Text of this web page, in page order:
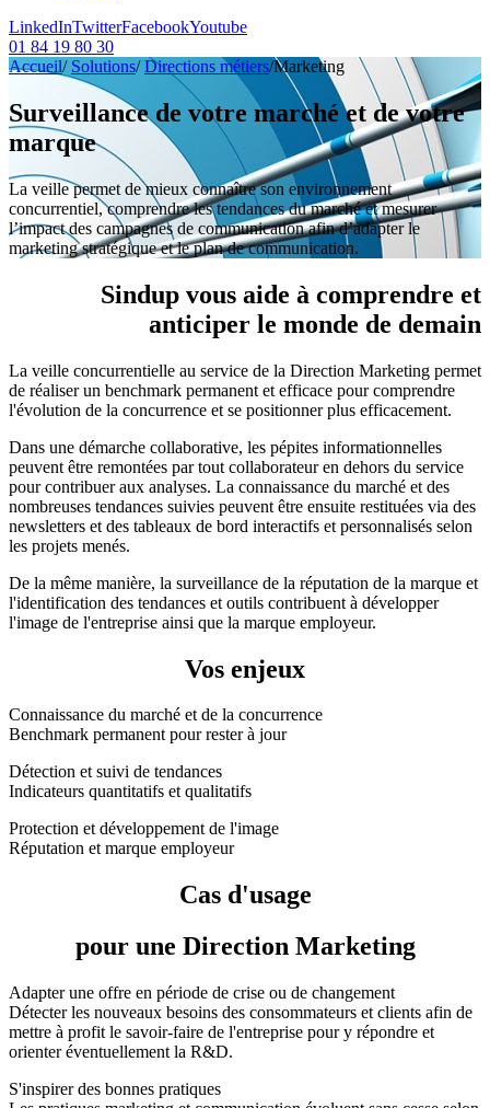
LinkedInTwitterFacebookYoutube
01 84 19 80 30
Accueil/ Solutions/ Directions métiers/Marketing
Surveillance de votre marché et de votre
marque
La veille permet de mieux connaître son environnement
concurrentiel, comprendre les tendances du marché et mesurer
l’impact des campagnes de communication afin d’adapter le
marketing stratégique et le plan de communication.
Sindup vous aide à comprendre et
anticiper le monde de demain
La veille concurrentielle au service de la Direction Marketing permet
de réaliser un benchmark permanent et efficace pour comprendre
l'évolution de la concurrence et se positionner plus efficacement.
Dans une démarche collaborative, les pépites informationnelles
peuvent être remontées par tout collaborateur en dehors du service
pour contribuer aux analyses. La connaissance du marché et des
nombreuses tendances suivies peuvent être ensuite restituées via des
newsletters et des tableaux de bord interactifs et personnalisés selon
les projets menés.
De la même manière, la surveillance de la réputation de la marque et
l'identification des tendances et outils contribuent à développer
l'image de l'entreprise ainsi que la marque employeur.
Vos enjeux
Connaissance du marché et de la concurrence
Benchmark permanent pour rester à jour
Détection et suivi de tendances
Indicateurs quantitatifs et qualitatifs
Protection et développement de l'image
Réputation et marque employeur
Cas d'usage
pour une Direction Marketing
Adapter une offre en période de crise ou de changement
Détecter les nouveaux besoins des consommateurs et clients afin de
mettre à profit le savoir-faire de l'entreprise pour y répondre et
orienter éventuellement la R&D.
S'inspirer des bonnes pratiques